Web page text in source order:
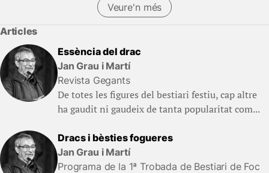
Veure'n més
Articles
Essència del drac
Jan Grau i Martí
Revista Gegants
De totes les figures del bestiari festiu, cap altre
ha gaudit ni gaudeix de tanta popularitat com...
Dracs i bèsties fogueres
Jan Grau i Martí
Programa de la 1ª Trobada de Bestiari de Foc